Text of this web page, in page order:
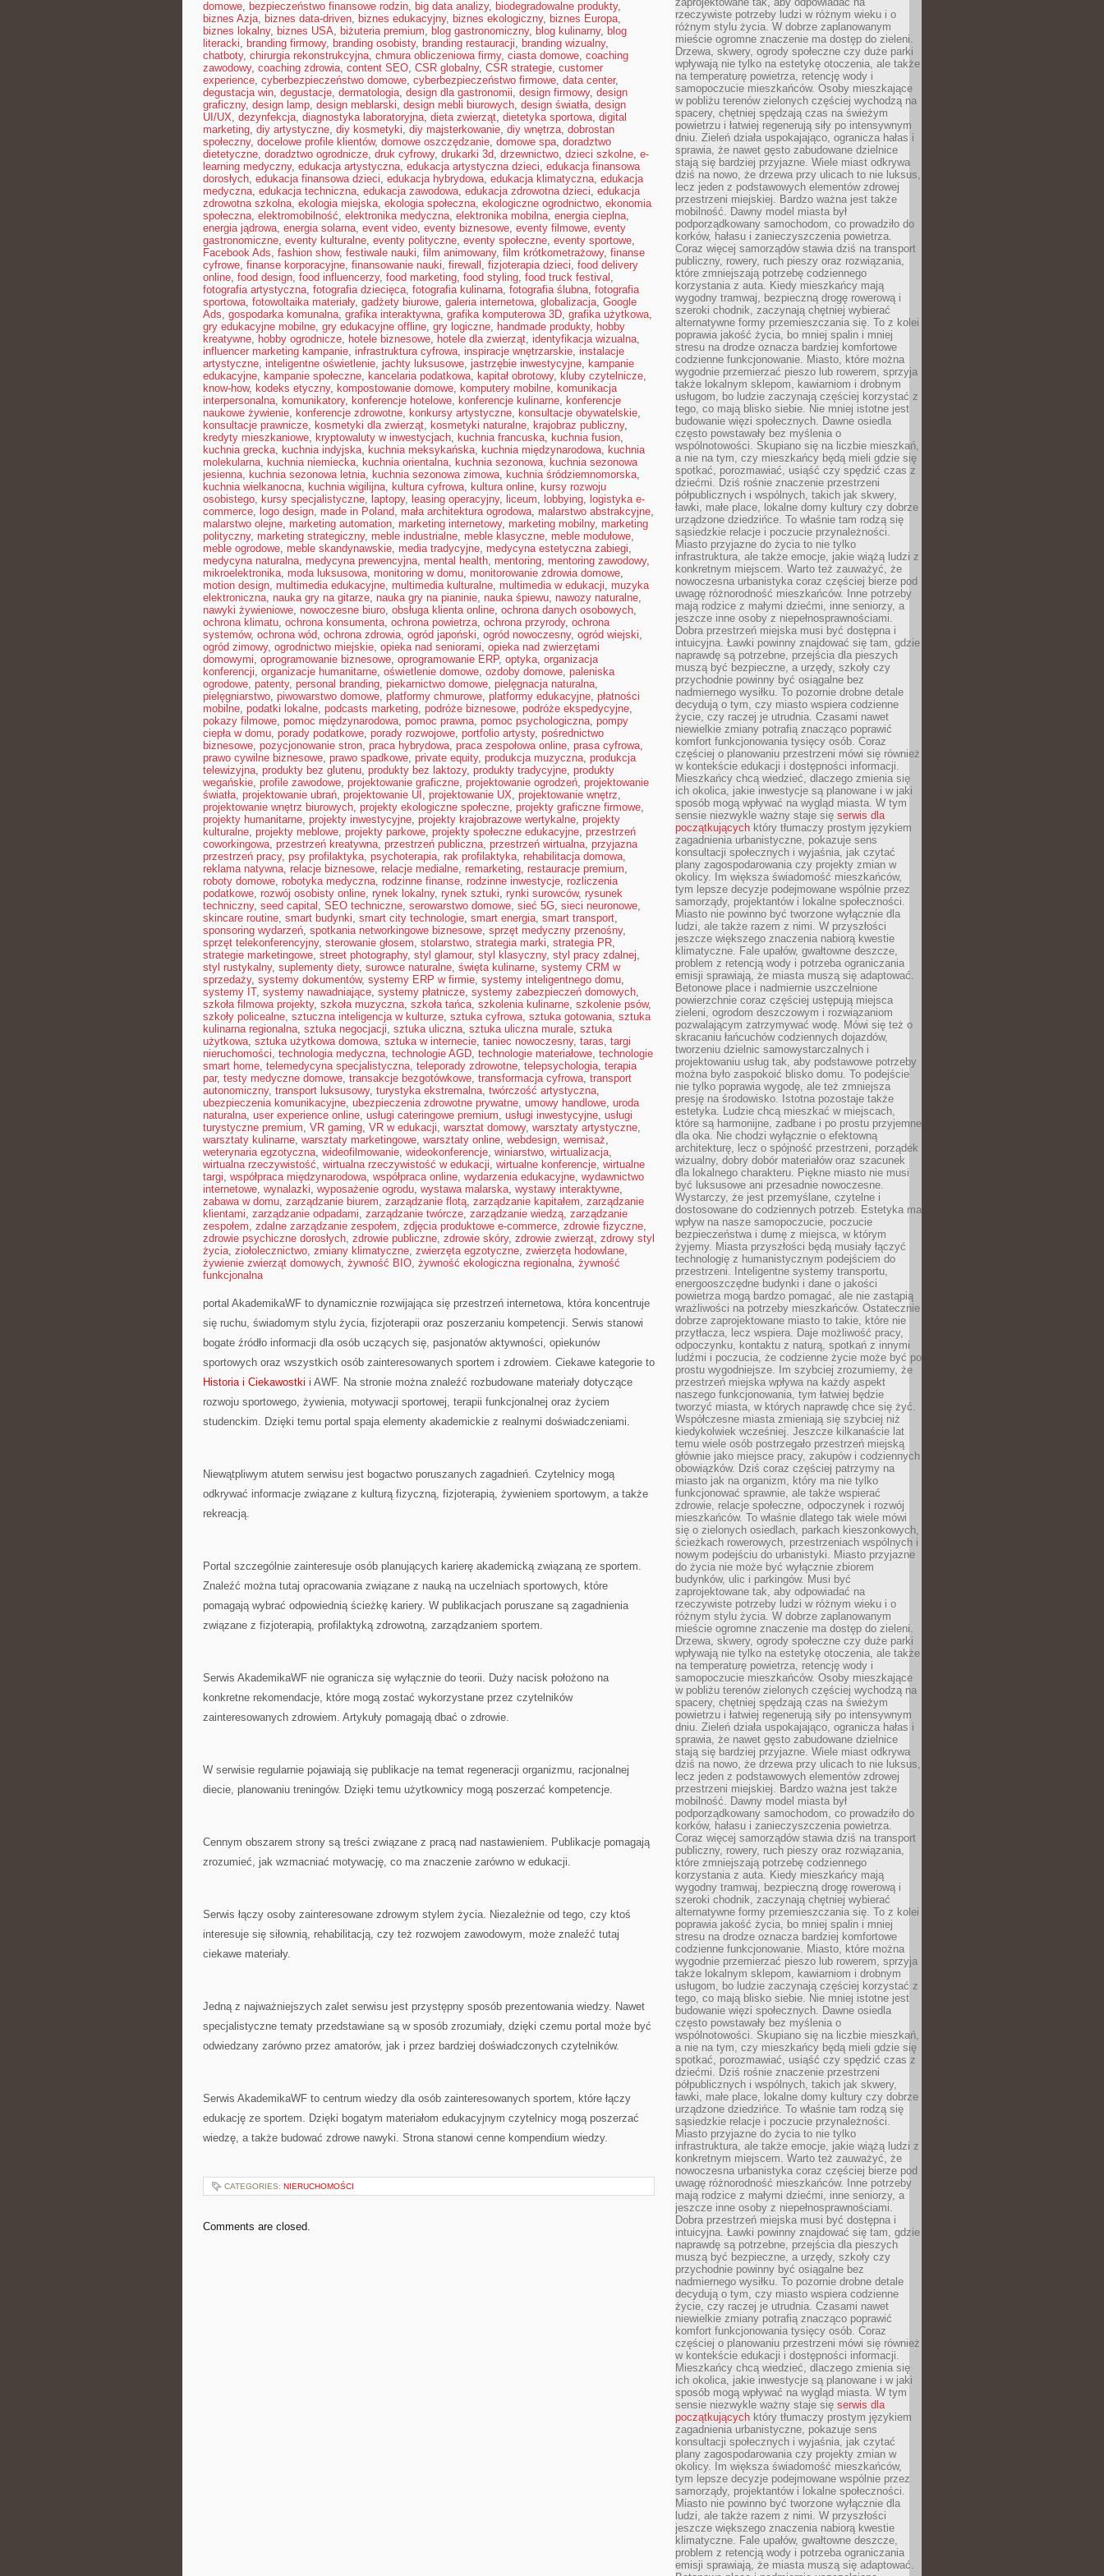
domowe, bezpieczeństwo finansowe rodzin, big data analizy, biodegradowalne produkty,
biznes Azja, biznes data-driven, biznes edukacyjny, biznes ekologiczny, biznes Europa,
biznes lokalny, biznes USA, biżuteria premium, blog gastronomiczny, blog kulinarny, blog
literacki, branding firmowy, branding osobisty, branding restauracji, branding wizualny,
chatboty, chirurgia rekonstrukcyjna, chmura obliczeniowa firmy, ciasta domowe, coaching
zawodowy, coaching zdrowia, content SEO, CSR globalny, CSR strategie, customer
experience, cyberbezpieczeństwo domowe, cyberbezpieczeństwo firmowe, data center,
degustacja win, degustacje, dermatologia, design dla gastronomii, design firmowy, design
graficzny, design lamp, design meblarski, design mebli biurowych, design światła, design
UI/UX, dezynfekcja, diagnostyka laboratoryjna, dieta zwierząt, dietetyka sportowa, digital
marketing, diy artystyczne, diy kosmetyki, diy majsterkowanie, diy wnętrza, dobrostan
społeczny, docelowe profile klientów, domowe oszczędzanie, domowe spa, doradztwo
dietetyczne, doradztwo ogrodnicze, druk cyfrowy, drukarki 3d, drzewnictwo, dzieci szkolne, e-
learning medyczny, edukacja artystyczna, edukacja artystyczna dzieci, edukacja finansowa
dorosłych, edukacja finansowa dzieci, edukacja hybrydowa, edukacja klimatyczna, edukacja
medyczna, edukacja techniczna, edukacja zawodowa, edukacja zdrowotna dzieci, edukacja
zdrowotna szkolna, ekologia miejska, ekologia społeczna, ekologiczne ogrodnictwo, ekonomia
społeczna, elektromobilność, elektronika medyczna, elektronika mobilna, energia cieplna,
energia jądrowa, energia solarna, event video, eventy biznesowe, eventy filmowe, eventy
gastronomiczne, eventy kulturalne, eventy polityczne, eventy społeczne, eventy sportowe,
Facebook Ads, fashion show, festiwale nauki, film animowany, film krótkometrażowy, finanse
cyfrowe, finanse korporacyjne, finansowanie nauki, firewall , fizjoterapia dzieci, food delivery
online, food design, food influencerzy, food marketing, food styling, food truck festival ,
fotografia artystyczna, fotografia dziecięca, fotografia kulinarna, fotografia ślubna, fotografia
sportowa, fotowoltaika materiały, gadżety biurowe, galeria internetowa, globalizacja, Google
Ads, gospodarka komunalna, grafika interaktywna, grafika komputerowa 3D, grafika użytkowa,
gry edukacyjne mobilne, gry edukacyjne offline, gry logiczne, handmade produkty, hobby
kreatywne, hobby ogrodnicze, hotele biznesowe, hotele dla zwierząt, identyfikacja wizualna,
influencer marketing kampanie, infrastruktura cyfrowa, inspiracje wnętrzarskie, instalacje
artystyczne, inteligentne oświetlenie, jachty luksusowe, jastrzębie inwestycyjne, kampanie
edukacyjne, kampanie społeczne, kancelaria podatkowa, kapitał obrotowy, kluby czytelnicze,
know-how, kodeks etyczny, kompostowanie domowe, komputery mobilne, komunikacja
interpersonalna, komunikatory, konferencje hotelowe, konferencje kulinarne, konferencje
naukowe żywienie, konferencje zdrowotne, konkursy artystyczne, konsultacje obywatelskie,
konsultacje prawnicze, kosmetyki dla zwierząt, kosmetyki naturalne, krajobraz publiczny,
kredyty mieszkaniowe, kryptowaluty w inwestycjach, kuchnia francuska, kuchnia fusion,
kuchnia grecka, kuchnia indyjska, kuchnia meksykańska, kuchnia międzynarodowa, kuchnia
molekularna, kuchnia niemiecka, kuchnia orientalna, kuchnia sezonowa, kuchnia sezonowa
jesienna, kuchnia sezonowa letnia, kuchnia sezonowa zimowa, kuchnia śródziemnomorska,
kuchnia wielkanocna, kuchnia wigilijna, kultura cyfrowa, kultura online, kursy rozwoju
osobistego, kursy specjalistyczne, laptopy, leasing operacyjny, liceum, lobbying, logistyka e-
commerce, logo design, made in Poland, mała architektura ogrodowa, malarstwo abstrakcyjne,
malarstwo olejne, marketing automation, marketing internetowy, marketing mobilny, marketing
polityczny, marketing strategiczny, meble industrialne, meble klasyczne, meble modułowe,
meble ogrodowe, meble skandynawskie, media tradycyjne, medycyna estetyczna zabiegi,
medycyna naturalna, medycyna prewencyjna, mental health, mentoring, mentoring zawodowy,
mikroelektronika, moda luksusowa, monitoring w domu, monitorowanie zdrowia domowe,
motion design, multimedia edukacyjne, multimedia kulturalne, multimedia w edukacji, muzyka
elektroniczna, nauka gry na gitarze, nauka gry na pianinie, nauka śpiewu, nawozy naturalne,
nawyki żywieniowe, nowoczesne biuro, obsługa klienta online, ochrona danych osobowych,
ochrona klimatu, ochrona konsumenta, ochrona powietrza, ochrona przyrody, ochrona
systemów, ochrona wód, ochrona zdrowia, ogród japoński, ogród nowoczesny, ogród wiejski,
ogród zimowy, ogrodnictwo miejskie, opieka nad seniorami, opieka nad zwierzętami
domowymi, oprogramowanie biznesowe, oprogramowanie ERP, optyka, organizacja
konferencji, organizacje humanitarne, oświetlenie domowe, ozdoby domowe, paleniska
ogrodowe, patenty, personal branding, piekarnictwo domowe, pielęgnacja naturalna,
pielęgniarstwo, piwowarstwo domowe, platformy chmurowe, platformy edukacyjne, płatności
mobilne, podatki lokalne, podcasts marketing, podróże biznesowe, podróże ekspedycyjne,
pokazy filmowe, pomoc międzynarodowa, pomoc prawna, pomoc psychologiczna, pompy
ciepła w domu, porady podatkowe, porady rozwojowe, portfolio artysty, pośrednictwo
biznesowe, pozycjonowanie stron, praca hybrydowa, praca zespołowa online, prasa cyfrowa,
prawo cywilne biznesowe, prawo spadkowe, private equity, produkcja muzyczna, produkcja
telewizyjna, produkty bez glutenu, produkty bez laktozy, produkty tradycyjne, produkty
wegańskie, profile zawodowe, projektowanie graficzne, projektowanie ogrodzeń, projektowanie
światła, projektowanie ubrań, projektowanie UI , projektowanie UX, projektowanie wnętrz,
projektowanie wnętrz biurowych, projekty ekologiczne społeczne, projekty graficzne firmowe,
projekty humanitarne, projekty inwestycyjne, projekty krajobrazowe wertykalne, projekty
kulturalne, projekty meblowe, projekty parkowe, projekty społeczne edukacyjne, przestrzeń
coworkingowa, przestrzeń kreatywna, przestrzeń publiczna, przestrzeń wirtualna, przyjazna
przestrzeń pracy, psy profilaktyka, psychoterapia, rak profilaktyka, rehabilitacja domowa,
reklama natywna, relacje biznesowe, relacje medialne, remarketing, restauracje premium,
roboty domowe, robotyka medyczna, rodzinne finanse, rodzinne inwestycje, rozliczenia
podatkowe, rozwój osobisty online, rynek lokalny, rynek sztuki, rynki surowców, rysunek
techniczny, seed capital , SEO techniczne, serowarstwo domowe, sieć 5G, sieci neuronowe,
skincare routine, smart budynki, smart city technologie, smart energia, smart transport,
sponsoring wydarzeń, spotkania networkingowe biznesowe, sprzęt medyczny przenośny,
sprzęt telekonferencyjny, sterowanie głosem, stolarstwo, strategia marki, strategia PR,
strategie marketingowe, street photography, styl glamour, styl klasyczny, styl pracy zdalnej,
styl rustykalny, suplementy diety, surowce naturalne, święta kulinarne, systemy CRM w
sprzedaży, systemy dokumentów, systemy ERP w firmie, systemy inteligentnego domu,
systemy IT, systemy nawadniające, systemy płatnicze, systemy zabezpieczeń domowych,
szkoła filmowa projekty, szkoła muzyczna, szkoła tańca, szkolenia kulinarne, szkolenie psów,
szkoły policealne, sztuczna inteligencja w kulturze, sztuka cyfrowa, sztuka gotowania, sztuka
kulinarna regionalna, sztuka negocjacji, sztuka uliczna, sztuka uliczna murale, sztuka
użytkowa, sztuka użytkowa domowa, sztuka w internecie, taniec nowoczesny, taras, targi
nieruchomości, technologia medyczna, technologie AGD, technologie materiałowe, technologie
smart home, telemedycyna specjalistyczna, teleporady zdrowotne, telepsychologia, terapia
par, testy medyczne domowe, transakcje bezgotówkowe, transformacja cyfrowa, transport
autonomiczny, transport luksusowy, turystyka ekstremalna, twórczość artystyczna,
ubezpieczenia komunikacyjne, ubezpieczenia zdrowotne prywatne, umowy handlowe, uroda
naturalna, user experience online, usługi cateringowe premium, usługi inwestycyjne, usługi
turystyczne premium, VR gaming, VR w edukacji, warsztat domowy, warsztaty artystyczne,
warsztaty kulinarne, warsztaty marketingowe, warsztaty online, webdesign, wernisaż,
weterynaria egzotyczna, wideofilmowanie, wideokonferencje, winiarstwo, wirtualizacja,
wirtualna rzeczywistość, wirtualna rzeczywistość w edukacji, wirtualne konferencje, wirtualne
targi, współpraca międzynarodowa, współpraca online, wydarzenia edukacyjne, wydawnictwo
internetowe, wynalazki, wyposażenie ogrodu, wystawa malarska, wystawy interaktywne,
zabawa w domu, zarządzanie biurem, zarządzanie flotą, zarządzanie kapitałem, zarządzanie
klientami, zarządzanie odpadami, zarządzanie twórcze, zarządzanie wiedzą, zarządzanie
zespołem, zdalne zarządzanie zespołem, zdjęcia produktowe e-commerce, zdrowie fizyczne,
zdrowie psychiczne dorosłych, zdrowie publiczne, zdrowie skóry, zdrowie zwierząt, zdrowy styl
życia, ziołolecznictwo, zmiany klimatyczne, zwierzęta egzotyczne, zwierzęta hodowlane,
żywienie zwierząt domowych, żywność BIO, żywność ekologiczna regionalna, żywność
funkcjonalna
portal AkademikaWF to dynamicznie rozwijająca się przestrzeń internetowa, która koncentruje
się ruchu, świadomym stylu życia, fizjoterapii oraz poszerzaniu kompetencji. Serwis stanowi
bogate źródło informacji dla osób uczących się, pasjonatów aktywności, opiekunów
sportowych oraz wszystkich osób zainteresowanych sportem i zdrowiem. Ciekawe kategorie to
Historia i Ciekawostki i AWF. Na stronie można znaleźć rozbudowane materiały dotyczące
rozwoju sportowego, żywienia, motywacji sportowej, terapii funkcjonalnej oraz życiem
studenckim. Dzięki temu portal spaja elementy akademickie z realnymi doświadczeniami.
Niewątpliwym atutem serwisu jest bogactwo poruszanych zagadnień. Czytelnicy mogą
odkrywać informacje związane z kulturą fizyczną, fizjoterapią, żywieniem sportowym, a także
rekreacją.
Portal szczególnie zainteresuje osób planujących karierę akademicką związaną ze sportem.
Znaleźć można tutaj opracowania związane z nauką na uczelniach sportowych, które
pomagają wybrać odpowiednią ścieżkę kariery. W publikacjach poruszane są zagadnienia
związane z fizjoterapią, profilaktyką zdrowotną, zarządzaniem sportem.
Serwis AkademikaWF nie ogranicza się wyłącznie do teorii. Duży nacisk położono na
konkretne rekomendacje, które mogą zostać wykorzystane przez czytelników
zainteresowanych zdrowiem. Artykuły pomagają dbać o zdrowie.
W serwisie regularnie pojawiają się publikacje na temat regeneracji organizmu, racjonalnej
diecie, planowaniu treningów. Dzięki temu użytkownicy mogą poszerzać kompetencje.
Cennym obszarem strony są treści związane z pracą nad nastawieniem. Publikacje pomagają
zrozumieć, jak wzmacniać motywację, co ma znaczenie zarówno w edukacji.
Serwis łączy osoby zainteresowane zdrowym stylem życia. Niezależnie od tego, czy ktoś
interesuje się siłownią, rehabilitacją, czy też rozwojem zawodowym, może znaleźć tutaj
ciekawe materiały.
Jedną z najważniejszych zalet serwisu jest przystępny sposób prezentowania wiedzy. Nawet
specjalistyczne tematy przedstawiane są w sposób zrozumiały, dzięki czemu portal może być
odwiedzany zarówno przez amatorów, jak i przez bardziej doświadczonych czytelników.
Serwis AkademikaWF to centrum wiedzy dla osób zainteresowanych sportem, które łączy
edukację ze sportem. Dzięki bogatym materiałom edukacyjnym czytelnicy mogą poszerzać
wiedzę, a także budować zdrowe nawyki. Strona stanowi cenne kompendium wiedzy.
CATEGORIES: NIERUCHOMOŚCI
Comments are closed.
rzeczywiste potrzeby ludzi w różnym wieku i o
różnym stylu życia. W dobrze zaplanowanym
mieście ogromne znaczenie ma dostęp do zieleni.
Drzewa, skwery, ogrody społeczne czy duże parki
wpływają nie tylko na estetykę otoczenia, ale także
na temperaturę powietrza, retencję wody i
samopoczucie mieszkańców. Osoby mieszkające
w pobliżu terenów zielonych częściej wychodzą na
spacery, chętniej spędzają czas na świeżym
powietrzu i łatwiej regenerują siły po intensywnym
dniu. Zieleń działa uspokajająco, ogranicza hałas i
sprawia, że nawet gęsto zabudowane dzielnice
stają się bardziej przyjazne. Wiele miast odkrywa
dziś na nowo, że drzewa przy ulicach to nie luksus,
lecz jeden z podstawowych elementów zdrowej
przestrzeni miejskiej. Bardzo ważna jest także
mobilność. Dawny model miasta był
podporządkowany samochodom, co prowadziło do
korków, hałasu i zanieczyszczenia powietrza.
Coraz więcej samorządów stawia dziś na transport
publiczny, rowery, ruch pieszy oraz rozwiązania,
które zmniejszają potrzebę codziennego
korzystania z auta. Kiedy mieszkańcy mają
wygodny tramwaj, bezpieczną drogę rowerową i
szeroki chodnik, zaczynają chętniej wybierać
alternatywne formy przemieszczania się. To z kolei
poprawia jakość życia, bo mniej spalin i mniej
stresu na drodze oznacza bardziej komfortowe
codzienne funkcjonowanie. Miasto, które można
wygodnie przemierzać pieszo lub rowerem, sprzyja
także lokalnym sklepom, kawiarniom i drobnym
usługom, bo ludzie zaczynają częściej korzystać z
tego, co mają blisko siebie. Nie mniej istotne jest
budowanie więzi społecznych. Dawne osiedla
często powstawały bez myślenia o
wspólnotowości. Skupiano się na liczbie mieszkań,
a nie na tym, czy mieszkańcy będą mieli gdzie się
spotkać, porozmawiać, usiąść czy spędzić czas z
dziećmi. Dziś rośnie znaczenie przestrzeni
półpublicznych i wspólnych, takich jak skwery,
ławki, małe place, lokalne domy kultury czy dobrze
urządzone dziedzińce. To właśnie tam rodzą się
sąsiedzkie relacje i poczucie przynależności.
Miasto przyjazne do życia to nie tylko
infrastruktura, ale także emocje, jakie wiążą ludzi z
konkretnym miejscem. Warto też zauważyć, że
nowoczesna urbanistyka coraz częściej bierze pod
uwagę różnorodność mieszkańców. Inne potrzeby
mają rodzice z małymi dziećmi, inne seniorzy, a
jeszcze inne osoby z niepełnosprawnościami.
Dobra przestrzeń miejska musi być dostępna i
intuicyjna. Ławki powinny znajdować się tam, gdzie
naprawdę są potrzebne, przejścia dla pieszych
muszą być bezpieczne, a urzędy, szkoły czy
przychodnie powinny być osiągalne bez
nadmiernego wysiłku. To pozornie drobne detale
decydują o tym, czy miasto wspiera codzienne
życie, czy raczej je utrudnia. Czasami nawet
niewielkie zmiany potrafią znacząco poprawić
komfort funkcjonowania tysięcy osób. Coraz
częściej o planowaniu przestrzeni mówi się również
w kontekście edukacji i dostępności informacji.
Mieszkańcy chcą wiedzieć, dlaczego zmienia się
ich okolica, jakie inwestycje są planowane i w jaki
sposób mogą wpływać na wygląd miasta. W tym
sensie niezwykle ważny staje się serwis dla
początkujących który tłumaczy prostym językiem
zagadnienia urbanistyczne, pokazuje sens
konsultacji społecznych i wyjaśnia, jak czytać
plany zagospodarowania czy projekty zmian w
okolicy. Im większa świadomość mieszkańców,
tym lepsze decyzje podejmowane wspólnie przez
samorządy, projektantów i lokalne społeczności.
Miasto nie powinno być tworzone wyłącznie dla
ludzi, ale także razem z nimi. W przyszłości
jeszcze większego znaczenia nabiorą kwestie
klimatyczne. Fale upałów, gwałtowne deszcze,
problem z retencją wody i potrzeba ograniczania
emisji sprawiają, że miasta muszą się adaptować.
Betonowe place i nadmiernie uszczelnione
powierzchnie coraz częściej ustępują miejsca
zieleni, ogrodom deszczowym i rozwiązaniom
pozwalającym zatrzymywać wodę. Mówi się też o
skracaniu łańcuchów codziennych dojazdów,
tworzeniu dzielnic samowystarczalnych i
projektowaniu usług tak, aby podstawowe potrzeby
można było zaspokoić blisko domu. To podejście
nie tylko poprawia wygodę, ale też zmniejsza
presję na środowisko. Istotna pozostaje także
estetyka. Ludzie chcą mieszkać w miejscach,
które są harmonijne, zadbane i po prostu przyjemne
dla oka. Nie chodzi wyłącznie o efektowną
architekturę, lecz o spójność przestrzeni, porządek
wizualny, dobry dobór materiałów oraz szacunek
dla lokalnego charakteru. Piękne miasto nie musi
być luksusowe ani przesadnie nowoczesne.
Wystarczy, że jest przemyślane, czytelne i
dostosowane do codziennych potrzeb. Estetyka ma
wpływ na nasze samopoczucie, poczucie
bezpieczeństwa i dumę z miejsca, w którym
żyjemy. Miasta przyszłości będą musiały łączyć
technologię z humanistycznym podejściem do
przestrzeni. Inteligentne systemy transportu,
energooszczędne budynki i dane o jakości
powietrza mogą bardzo pomagać, ale nie zastąpią
wrażliwości na potrzeby mieszkańców. Ostatecznie
dobrze zaprojektowane miasto to takie, które nie
przytłacza, lecz wspiera. Daje możliwość pracy,
odpoczynku, kontaktu z naturą, spotkań z innymi
ludźmi i poczucia, że codzienne życie może być po
prostu wygodniejsze. Im szybciej zrozumiemy, że
przestrzeń miejska wpływa na każdy aspekt
naszego funkcjonowania, tym łatwiej będzie
tworzyć miasta, w których naprawdę chce się żyć.
Współczesne miasta zmieniają się szybciej niż
kiedykolwiek wcześniej. Jeszcze kilkanaście lat
temu wiele osób postrzegało przestrzeń miejską
głównie jako miejsce pracy, zakupów i codziennych
obowiązków. Dziś coraz częściej patrzymy na
miasto jak na organizm, który ma nie tylko
funkcjonować sprawnie, ale także wspierać
zdrowie, relacje społeczne, odpoczynek i rozwój
mieszkańców. To właśnie dlatego tak wiele mówi
się o zielonych osiedlach, parkach kieszonkowych,
ścieżkach rowerowych, przestrzeniach wspólnych i
nowym podejściu do urbanistyki. Miasto przyjazne
do życia nie może być wyłącznie zbiorem
budynków, ulic i parkingów. Musi być
zaprojektowane tak, aby odpowiadać na
rzeczywiste potrzeby ludzi w różnym wieku i o
różnym stylu życia. W dobrze zaplanowanym
mieście ogromne znaczenie ma dostęp do zieleni.
Drzewa, skwery, ogrody społeczne czy duże parki
wpływają nie tylko na estetykę otoczenia, ale także
na temperaturę powietrza, retencję wody i
samopoczucie mieszkańców. Osoby mieszkające
w pobliżu terenów zielonych częściej wychodzą na
spacery, chętniej spędzają czas na świeżym
powietrzu i łatwiej regenerują siły po intensywnym
dniu. Zieleń działa uspokajająco, ogranicza hałas i
sprawia, że nawet gęsto zabudowane dzielnice
stają się bardziej przyjazne. Wiele miast odkrywa
dziś na nowo, że drzewa przy ulicach to nie luksus,
lecz jeden z podstawowych elementów zdrowej
przestrzeni miejskiej. Bardzo ważna jest także
mobilność. Dawny model miasta był
podporządkowany samochodom, co prowadziło do
korków, hałasu i zanieczyszczenia powietrza.
Coraz więcej samorządów stawia dziś na transport
publiczny, rowery, ruch pieszy oraz rozwiązania,
które zmniejszają potrzebę codziennego
korzystania z auta. Kiedy mieszkańcy mają
wygodny tramwaj, bezpieczną drogę rowerową i
szeroki chodnik, zaczynają chętniej wybierać
alternatywne formy przemieszczania się. To z kolei
poprawia jakość życia, bo mniej spalin i mniej
stresu na drodze oznacza bardziej komfortowe
codzienne funkcjonowanie. Miasto, które można
wygodnie przemierzać pieszo lub rowerem, sprzyja
także lokalnym sklepom, kawiarniom i drobnym
usługom, bo ludzie zaczynają częściej korzystać z
tego, co mają blisko siebie. Nie mniej istotne jest
budowanie więzi społecznych. Dawne osiedla
często powstawały bez myślenia o
wspólnotowości. Skupiano się na liczbie mieszkań,
a nie na tym, czy mieszkańcy będą mieli gdzie się
spotkać, porozmawiać, usiąść czy spędzić czas z
dziećmi. Dziś rośnie znaczenie przestrzeni
półpublicznych i wspólnych, takich jak skwery,
ławki, małe place, lokalne domy kultury czy dobrze
urządzone dziedzińce. To właśnie tam rodzą się
sąsiedzkie relacje i poczucie przynależności.
Miasto przyjazne do życia to nie tylko
infrastruktura, ale także emocje, jakie wiążą ludzi z
konkretnym miejscem. Warto też zauważyć, że
nowoczesna urbanistyka coraz częściej bierze pod
uwagę różnorodność mieszkańców. Inne potrzeby
mają rodzice z małymi dziećmi, inne seniorzy, a
jeszcze inne osoby z niepełnosprawnościami.
Dobra przestrzeń miejska musi być dostępna i
intuicyjna. Ławki powinny znajdować się tam, gdzie
naprawdę są potrzebne, przejścia dla pieszych
muszą być bezpieczne, a urzędy, szkoły czy
przychodnie powinny być osiągalne bez
nadmiernego wysiłku. To pozornie drobne detale
decydują o tym, czy miasto wspiera codzienne
życie, czy raczej je utrudnia. Czasami nawet
niewielkie zmiany potrafią znacząco poprawić
komfort funkcjonowania tysięcy osób. Coraz
częściej o planowaniu przestrzeni mówi się również
w kontekście edukacji i dostępności informacji.
Mieszkańcy chcą wiedzieć, dlaczego zmienia się
ich okolica, jakie inwestycje są planowane i w jaki
sposób mogą wpływać na wygląd miasta. W tym
sensie niezwykle ważny staje się serwis dla
początkujących który tłumaczy prostym językiem
zagadnienia urbanistyczne, pokazuje sens
konsultacji społecznych i wyjaśnia, jak czytać
plany zagospodarowania czy projekty zmian w
okolicy. Im większa świadomość mieszkańców,
tym lepsze decyzje podejmowane wspólnie przez
samorządy, projektantów i lokalne społeczności.
Miasto nie powinno być tworzone wyłącznie dla
ludzi, ale także razem z nimi. W przyszłości
jeszcze większego znaczenia nabiorą kwestie
klimatyczne. Fale upałów, gwałtowne deszcze,
problem z retencją wody i potrzeba ograniczania
emisji sprawiają, że miasta muszą się adaptować.